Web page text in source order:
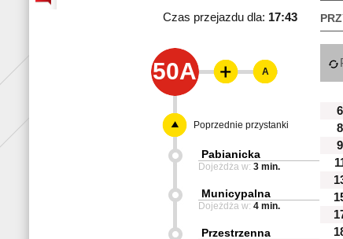
Czas przejazdu dla: 17:43
50A
6
8
9
A
Poprzednie przystanki
Pabianicka
Dojeżdża w: 3 min.
Municypalna
Dojeżdża w: 4 min.
Przestrzenna